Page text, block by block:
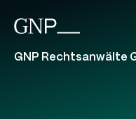
GNP Rechtsanwälte